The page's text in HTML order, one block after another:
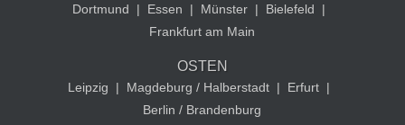
Dortmund | Essen | Münster | Bielefeld
|
Frankfurt am Main
OSTEN
Leipzig | Magdeburg / Halberstadt | Erfurt |
Berlin / Brandenburg